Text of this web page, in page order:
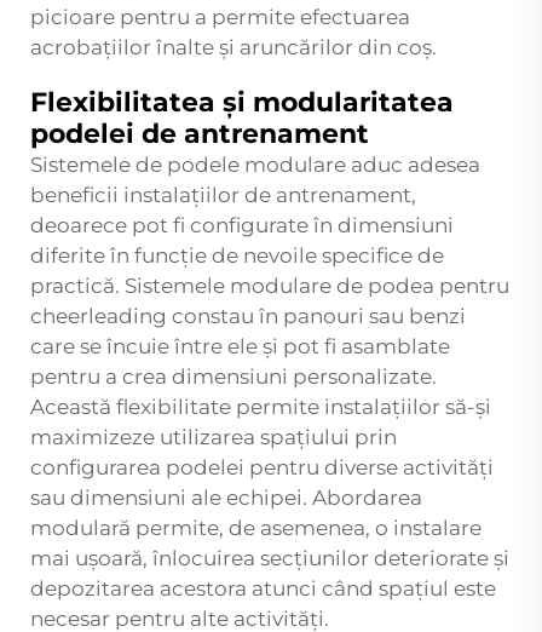
picioare pentru a permite efectuarea
acrobațiilor înalte și aruncărilor din coș.
Flexibilitatea și modularitatea
podelei de antrenament
Sistemele de podele modulare aduc adesea
beneficii instalațiilor de antrenament,
deoarece pot fi configurate în dimensiuni
diferite în funcție de nevoile specifice de
practică. Sistemele modulare de podea pentru
cheerleading constau în panouri sau benzi
care se încuie între ele și pot fi asamblate
pentru a crea dimensiuni personalizate.
Această flexibilitate permite instalațiilor să-și
maximizeze utilizarea spațiului prin
configurarea podelei pentru diverse activități
sau dimensiuni ale echipei. Abordarea
modulară permite, de asemenea, o instalare
mai ușoară, înlocuirea secțiunilor deteriorate și
depozitarea acestora atunci când spațiul este
necesar pentru alte activități.